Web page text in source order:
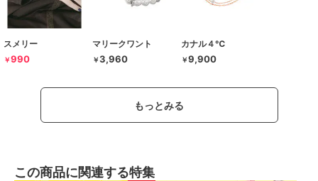
スメリー
￥990
マリークワント
￥3,960
カナル４℃
￥9,900
もっとみる
この商品に関連する特集